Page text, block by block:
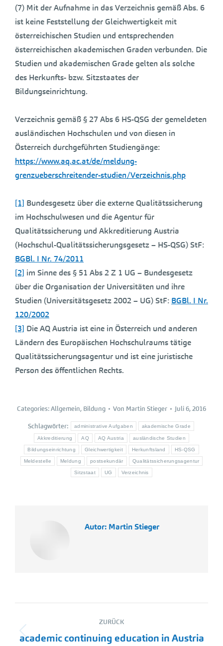
(7) Mit der Aufnahme in das Verzeichnis gemäß Abs. 6
ist keine Feststellung der Gleichwertigkeit mit
österreichischen Studien und entsprechenden
österreichischen akademischen Graden verbunden. Die
Studien und akademischen Grade gelten als solche
des Herkunfts- bzw. Sitzstaates der
Bildungseinrichtung.
Verzeichnis gemäß § 27 Abs 6 HS-QSG der gemeldeten
ausländischen Hochschulen und von diesen in
Österreich durchgeführten Studiengänge:
https://www.aq.ac.at/de/meldung-
grenzueberschreitender-studien/Verzeichnis.php
[1] Bundesgesetz über die externe Qualitätssicherung
im Hochschulwesen und die Agentur für
Qualitätssicherung und Akkreditierung Austria
(Hochschul-Qualitätssicherungsgesetz – HS-QSG) StF:
BGBl. I Nr. 74/2011
[2] im Sinne des § 51 Abs 2 Z 1 UG – Bundesgesetz
über die Organisation der Universitäten und ihre
Studien (Universitätsgesetz 2002 – UG) StF: BGBl. I Nr.
120/2002
[3] Die AQ Austria ist eine in Österreich und anderen
Ländern des Europäischen Hochschulraums tätige
Qualitätssicherungsagentur und ist eine juristische
Person des öffentlichen Rechts.
Categories:Allgemein, Bildung Von Martin Stieger Juli 6, 2016
Schlagwörter: administrative Aufgaben akademische Grade
Akkreditierung AQ AQ Austria ausländische Studien
Bildungseinrichtung Gleichwertigkeit Herkunftsland HS-QSG
Meldestelle Meldung postsekundär Qualitätssicherungsagentur
Sitzstaat UG Verzeichnis
Autor: Martin Stieger
Kommentarnavigation
ZURÜCK
Vorheriger
academic continuing education in Austria